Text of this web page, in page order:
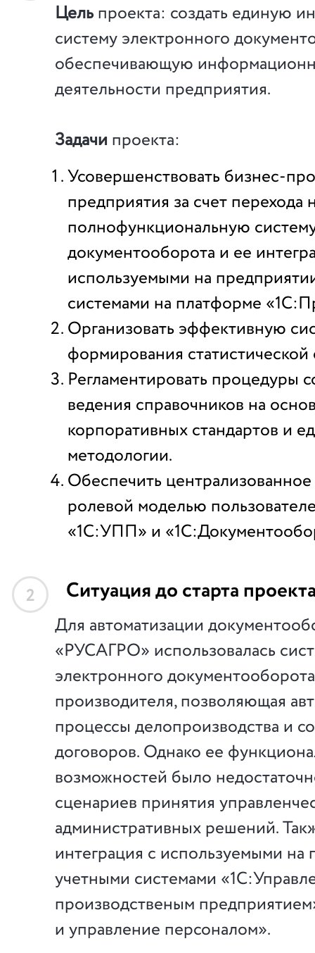
Цельпроекта: создать единую
систему электронного
обеспечивающую
деятельности предприятия.
Задачи проекта:
Усовершенствовать бизнес-
предприятия за счет перехода
полнофункциональную
документооборота и ее
используемыми на
системами на платформе
Организовать эффективную
формирования статистической
Регламентировать процедуры
ведения справочников на
корпоративных стандартов и
методологии.
Обеспечить
ролевой моделью
«1С:УПП» и
2 Ситуация до старта
Для автоматизации
«РУСАГРО» использовалась
электронного
производителя, позволяющая
процессы делопроизводства и
договоров. Однако ее
возможностей было
сценариев принятия
административных решений.
интеграция с используемыми на
учетными системами
производственым
и управление персоналом».